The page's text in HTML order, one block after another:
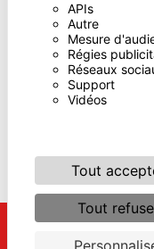
APIs
Autre
Mesure
Régies
Réseaux
Support
Vidéos
Tout
Tout
** Les données personnelles
contacter. Elles sont
de droits d’accès, de
d’opposition, de retrait de
d’introduire une
d’organiser le sort de vos
par voie postale ou par
vous être demandé. Nous
de contact puis pendant la
de gestion des contentieux.